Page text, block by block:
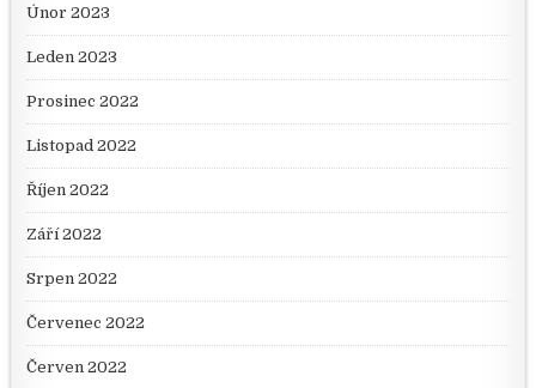
Únor 2023
Leden 2023
Prosinec 2022
Listopad 2022
Říjen 2022
Září 2022
Srpen 2022
Červenec 2022
Červen 2022